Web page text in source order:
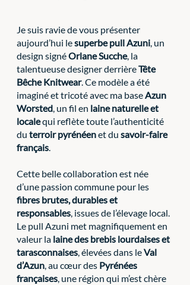
Je suis ravie de vous présenter
aujourd’hui le superbe pull Azuni, un
design signé Orlane Sucche, la
talentueuse designer derrière Tête
Bêche Knitwear. Ce modèle a été
imaginé et tricoté avec ma base Azun
Worsted, un fil en laine naturelle et
locale qui reflète toute l’authenticité
du terroir pyrénéen et du savoir-faire
français.
Cette belle collaboration est née
d’une passion commune pour les
fibres brutes, durables et
responsables, issues de l’élevage local.
Le pull Azuni met magnifiquement en
valeur la laine des brebis lourdaises et
tarasconnaises, élevées dans le Val
d’Azun, au cœur des Pyrénées
françaises, une région qui m’est chère